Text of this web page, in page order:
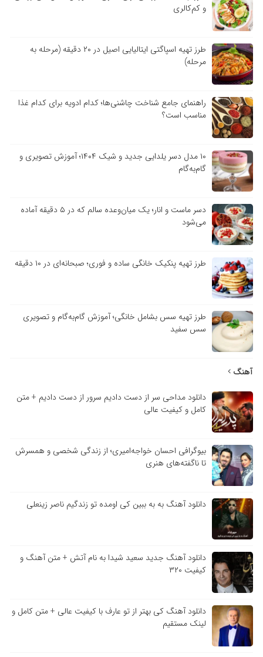
و کم‌کالری
طرز تهیه اسپاگتی ایتالیایی اصیل در ۲۰ دقیقه (مرحله به
مرحله)
راهنمای جامع شناخت چاشنی‌ها؛ کدام ادویه برای کدام غذا
مناسب است؟
۱۰ مدل دسر یلدایی جدید و شیک ۱۴۰۴؛ آموزش تصویری و
گام‌به‌گام
دسر ماست و انار؛ یک میان‌وعده سالم که در ۵ دقیقه آماده
می‌شود
طرز تهیه پنکیک خانگی ساده و فوری؛ صبحانه‌ای در ۱۰ دقیقه
طرز تهیه سس بشامل خانگی؛ آموزش گام‌به‌گام و تصویری
سس سفید
آهنگ
دانلود مداحی سر از دست دادیم سرور از دست دادیم + متن
کامل و کیفیت عالی
بیوگرافی احسان خواجه‌امیری؛ از زندگی شخصی و همسرش
تا ناگفته‌های هنری
دانلود آهنگ به به ببین کی اومده تو زندگیم ناصر زینعلی
دانلود آهنگ جدید سعید شیدا به نام آتش + متن آهنگ و
کیفیت ۳۲۰
دانلود آهنگ کی بهتر از تو عارف با کیفیت عالی + متن کامل و
لینک مستقیم